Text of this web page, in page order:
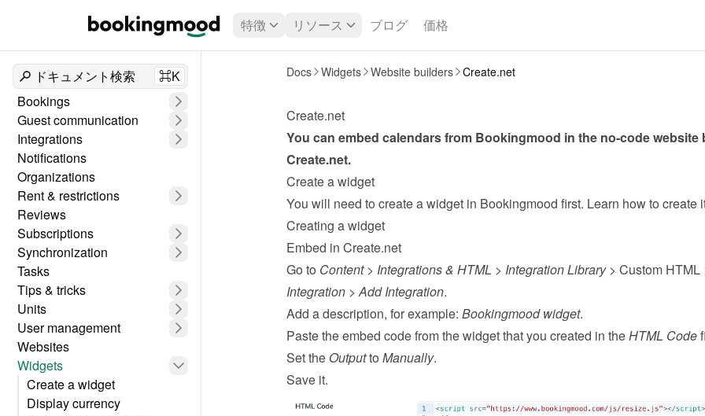
特徴 リソース ブログ 価格
ドキュメント検索
⌘K
Bookings
Guest communication
Integrations
Notifications
Organizations
Rent & restrictions
Reviews
Subscriptions
Synchronization
Tasks
Tips & tricks
Units
User management
Websites
Widgets
Create a widget
Display currency
Docs Widgets Website builders Create.net
Create.net
Create.net.
Create a widget
Creating a widget
Embed in Create.net
Go to Content > Integrations & HTML > Integration Library > Custom
Integration > Add Integration.
Add a description, for example: Bookingmood widget.
Paste the embed code from the widget that you created in the HTML Code
Set the Output to Manually.
Save it.